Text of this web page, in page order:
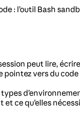
: l’outil Bash
peut lire,
pointez vers du
et ce qu’elles